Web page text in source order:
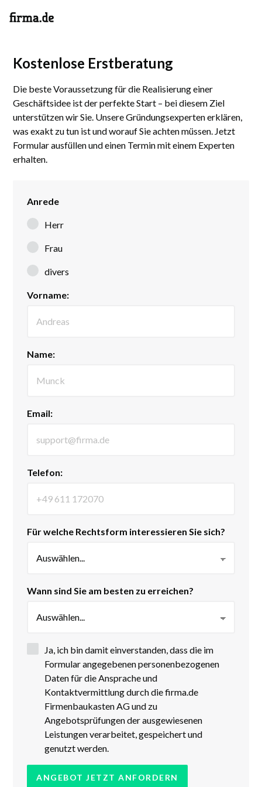
Kostenlose Erstberatung
Die beste Voraussetzung für die Realisierung einer
Geschäftsidee ist der perfekte Start – bei diesem Ziel
unterstützen wir Sie. Unsere Gründungsexperten erklären,
was exakt zu tun ist und worauf Sie achten müssen. Jetzt
Formular ausfüllen und einen Termin mit einem Experten
erhalten.
Anrede
Herr
Frau
divers
Vorname:
Name:
Email:
Telefon:
Für welche Rechtsform interessieren Sie sich?
Wann sind Sie am besten zu erreichen?
Ja, ich bin damit einverstanden, dass die im
Formular angegebenen personenbezogenen
Daten für die Ansprache und
Kontaktvermittlung durch die firma.de
Firmenbaukasten AG und zu
Angebotsprüfungen der ausgewiesenen
Leistungen verarbeitet, gespeichert und
genutzt werden.